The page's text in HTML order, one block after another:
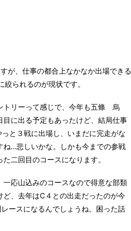
が、仕事の都合上なかなか出場できる
られるのが現状です。
トリーって感じで、今年も五條 烏
に出る予定もあったけど、結局仕事
と３戦に出場し、いまだに完走がな
ね…悲しいかな。しかも今までの参戦
二回目のコースになります。
応山込みのコースなので得意な部類
、去年はC４との出走だったのが今
ースになるんでしょうね。困った話